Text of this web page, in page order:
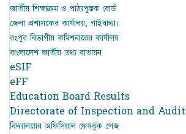
জাতীয় শিক্ষাক্রম ও পাঠ্যপুস্তক বোর্ড
জেলা প্রশাসকের কার্যালয়, গাইবান্ধা।
রংপুর বিভাগীয় কমিশনারের কার্যালয়
বাংলাদেশ জাতীয় তথ্য বাতায়ন
eSIF
eFF
Education Board Results
Directorate of Inspection and Audit
বিদ্যালয়ের অফিসিয়াল ফেসবুক পেজ